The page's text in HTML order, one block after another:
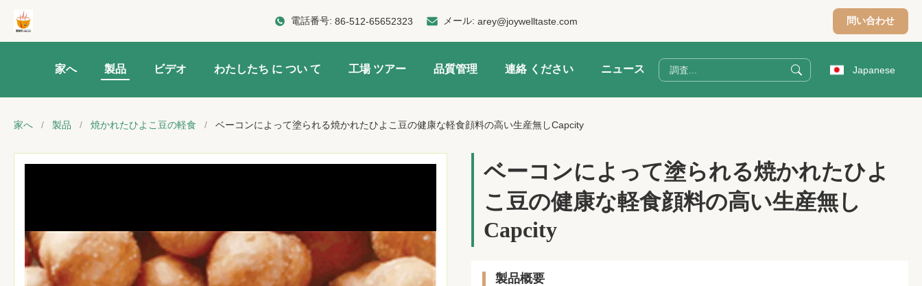
電話番号:86-512-65652323 メール:arey@joywelltaste.com 問い合わせ
家へ 製品 ビデオ わたしたち に つい て 工場 ツアー 品質管理 連絡 ください ニュース Japanese
家へ / 製品 / 焼かれたひよこ豆の軽食 / ベーコンによって塗られる焼かれたひよこ豆の健康な軽食顔料の高い生産無しCapcity
ベーコンによって塗られる焼かれたひよ
こ豆の健康な軽食顔料の高い生産無し
Capcity
製品概要